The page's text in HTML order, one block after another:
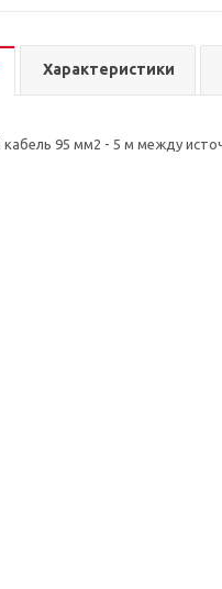
Характеристики
95 мм2 - 5 м между